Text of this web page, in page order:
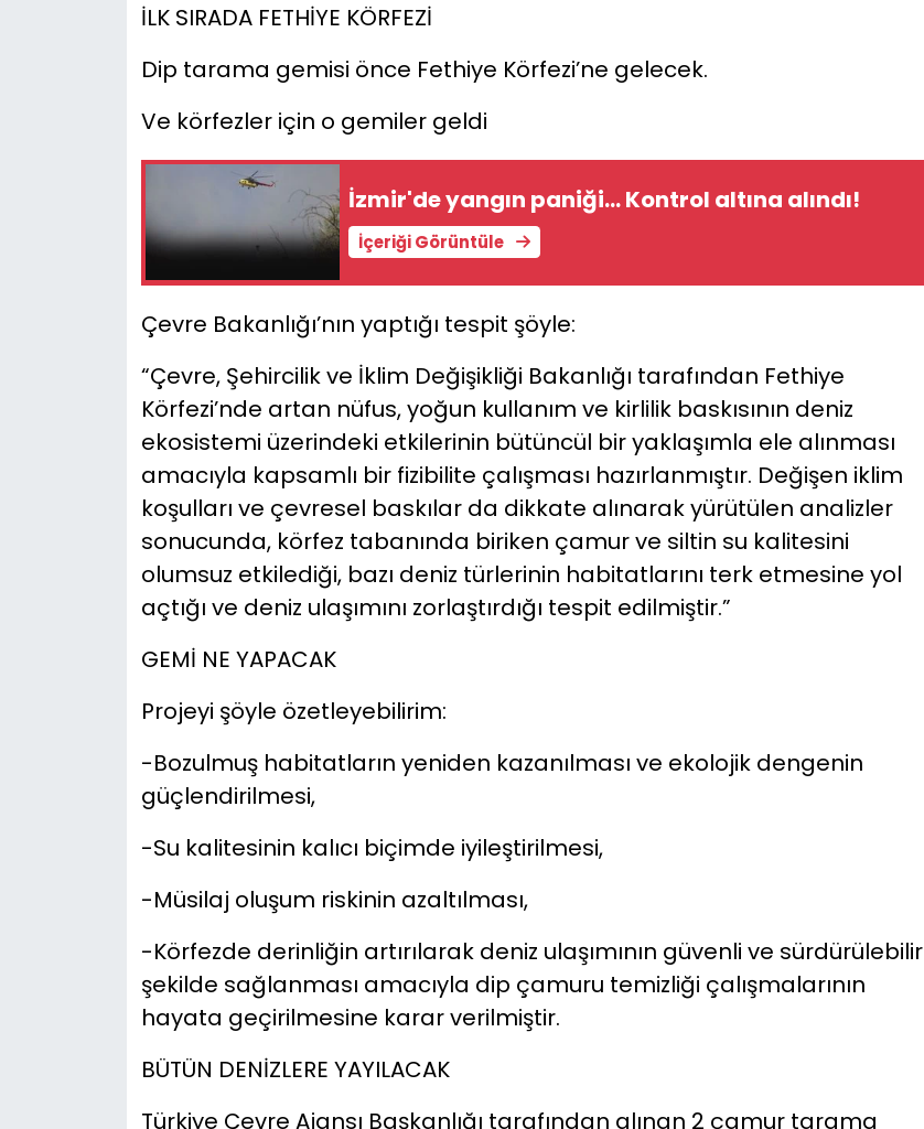
İLK SIRADA FETHİYE KÖRFEZİ
Dip tarama gemisi önce Fethiye Körfezi’ne gelecek.
Ve körfezler için o gemiler geldi
İzmir'de yangın paniği... Kontrol altına alındı!
İçeriği Görüntüle
Çevre Bakanlığı’nın yaptığı tespit şöyle:
“Çevre, Şehircilik ve İklim Değişikliği Bakanlığı tarafından Fethiye
Körfezi’nde artan nüfus, yoğun kullanım ve kirlilik baskısının deniz
ekosistemi üzerindeki etkilerinin bütüncül bir yaklaşımla ele alınması
amacıyla kapsamlı bir fizibilite çalışması hazırlanmıştır. Değişen iklim
koşulları ve çevresel baskılar da dikkate alınarak yürütülen analizler
sonucunda, körfez tabanında biriken çamur ve siltin su kalitesini
olumsuz etkilediği, bazı deniz türlerinin habitatlarını terk etmesine yol
açtığı ve deniz ulaşımını zorlaştırdığı tespit edilmiştir.”
GEMİ NE YAPACAK
Projeyi şöyle özetleyebilirim:
-Bozulmuş habitatların yeniden kazanılması ve ekolojik dengenin
güçlendirilmesi,
-Su kalitesinin kalıcı biçimde iyileştirilmesi,
-Müsilaj oluşum riskinin azaltılması,
-Körfezde derinliğin artırılarak deniz ulaşımının güvenli ve sürdürülebilir
şekilde sağlanması amacıyla dip çamuru temizliği çalışmalarının
hayata geçirilmesine karar verilmiştir.
BÜTÜN DENİZLERE YAYILACAK
Türkiye Çevre Ajansı Başkanlığı tarafından alınan 2 çamur tarama